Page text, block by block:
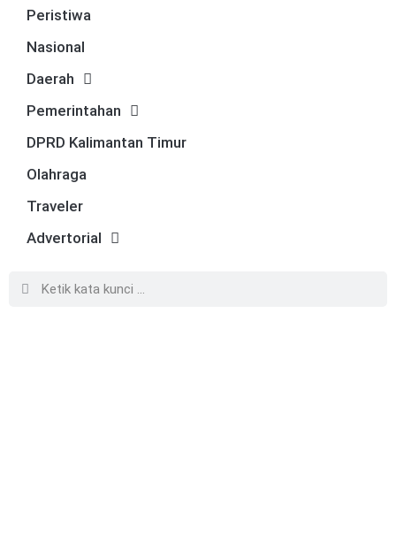
Peristiwa
Nasional
Daerah
Pemerintahan
DPRD Kalimantan Timur
Olahraga
Traveler
Advertorial